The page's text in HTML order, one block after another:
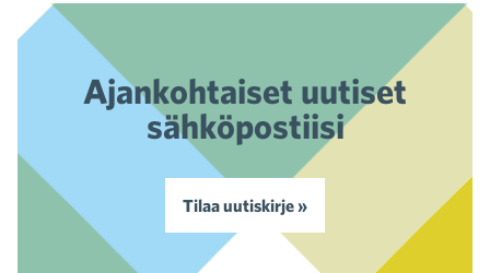
Ajankohtaiset uutiset
sähköpostiisi
Tilaa uutiskirje »